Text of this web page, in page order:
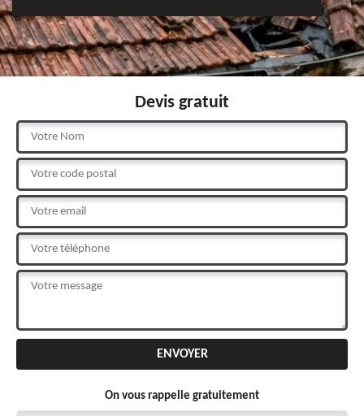
Devis gratuit
On vous rappelle gratuitement